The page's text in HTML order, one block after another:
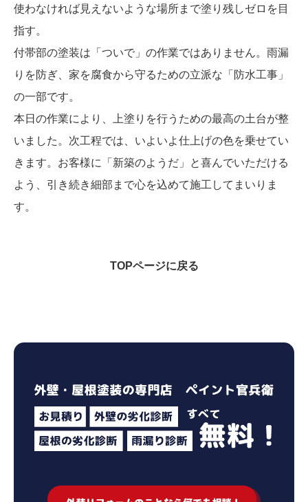
使わなければ見えないような場所まで塗り残しゼロを目
指す。
​付帯部の塗装は「ついで」の作業ではありません。雨漏
りを防ぎ、家を腐食から守るための立派な「防水工事」
の一部です。
​本日の作業により、上塗りを行うための最高の土台が整
いました。次工程では、いよいよ仕上げの色を乗せてい
きます。お客様に「新築のようだ」と喜んでいただける
よう、引き続き細部まで心を込めて施工してまいりま
す。
TOPページに戻る